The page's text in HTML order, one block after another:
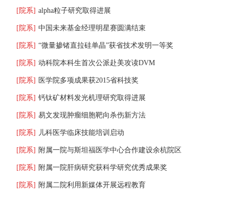
[院系] alpha粒子研究取得进展
[院系] 中国未来基金经理明星赛圆满结束
[院系] “微量掺锗直拉硅单晶”获省技术发明一等奖
[院系] 动科院本科生首次公派赴美攻读DVM
[院系] 医学院多项成果获2015省科技奖
[院系] 钙钛矿材料发光机理研究取得进展
[院系] 易文发现肿瘤细胞靶向杀伤新方法
[院系] 儿科医学临床技能培训启动
[院系] 附属一院与斯坦福医学中心合作建设余杭院区
[院系] 附属一院肝病研究获科学研究优秀成果奖
[院系] 附属二院利用新媒体开展远程教育